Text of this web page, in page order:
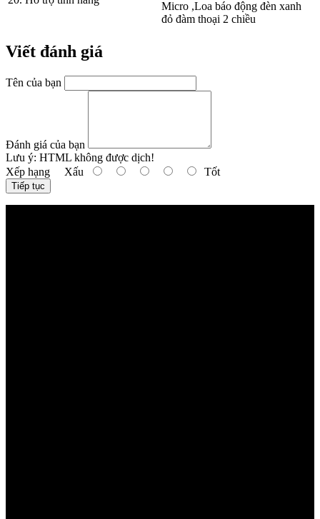
Micro ,Loa báo động đèn xanh
đỏ đàm thoại 2 chiều
Viết đánh giá
Tên của bạn
Đánh giá của bạn
Lưu ý: HTML không được dịch!
Xếp hạng Xấu Tốt
Tiếp tục